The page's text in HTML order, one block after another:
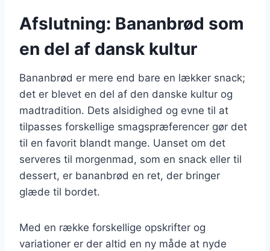
Afslutning: Bananbrød som
en del af dansk kultur
Bananbrød er mere end bare en lækker snack;
det er blevet en del af den danske kultur og
madtradition. Dets alsidighed og evne til at
tilpasses forskellige smagspræferencer gør det
til en favorit blandt mange. Uanset om det
serveres til morgenmad, som en snack eller til
dessert, er bananbrød en ret, der bringer
glæde til bordet.
Med en række forskellige opskrifter og
variationer er der altid en ny måde at nyde